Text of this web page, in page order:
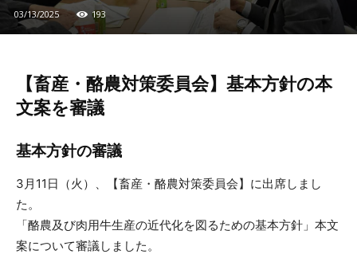
03/13/2025 193
【畜産・酪農対策委員会】基本方針の本
文案を審議
基本方針の審議
3月11日（火）、【畜産・酪農対策委員会】に出席しまし
た。
「酪農及び肉用牛生産の近代化を図るための基本方針」本文
案について審議しました。